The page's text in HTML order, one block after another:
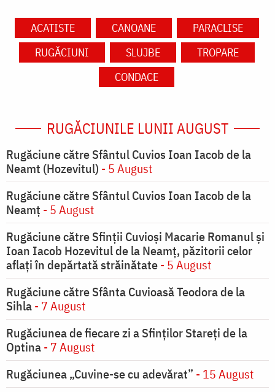
ACATISTE CANOANE
PARACLISE
RUGĂCIUNI
SLUJBE
TROPARE
CONDACE
RUGĂCIUNILE LUNII AUGUST
Rugăciune către Sfântul Cuvios Ioan Iacob de la
Neamt (Hozevitul) - 5 August
Rugăciune către Sfântul Cuvios Ioan Iacob de la
Neamț - 5 August
Rugăciune către Sfinții Cuvioși Macarie Romanul și
Ioan Iacob Hozevitul de la Neamț, păzitorii celor
aflați în depărtată străinătate- 5 August
Rugăciune către Sfânta Cuvioasă Teodora de la
Sihla- 7 August
Rugăciunea de fiecare zi a Sfinților Stareți de la
Optina- 7 August
Rugăciunea „Cuvine-se cu adevărat” - 15 August